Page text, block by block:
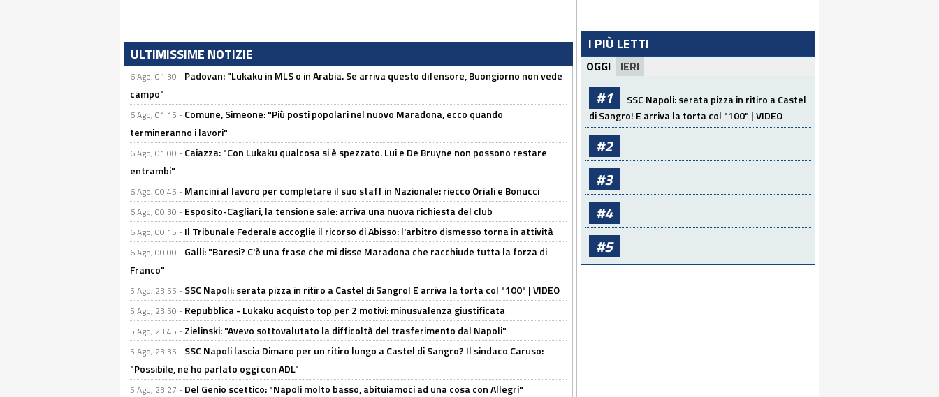
ULTIMISSIME NOTIZIE
6 Ago, 01:30 - Padovan: "Lukaku in MLS o in Arabia. Se arriva questo difensore, Buongiorno non vede
campo"
6 Ago, 01:15 - Comune, Simeone: "Più posti popolari nel nuovo Maradona, ecco quando
termineranno i lavori"
6 Ago, 01:00 - Caiazza: "Con Lukaku qualcosa si è spezzato. Lui e De Bruyne non possono restare
entrambi"
6 Ago, 00:45 - Mancini al lavoro per completare il suo staff in Nazionale: riecco Oriali e Bonucci
6 Ago, 00:30 - Esposito-Cagliari, la tensione sale: arriva una nuova richiesta del club
6 Ago, 00:15 - Il Tribunale Federale accoglie il ricorso di Abisso: l'arbitro dismesso torna in attività
6 Ago, 00:00 - Galli: "Baresi? C'è una frase che mi disse Maradona che racchiude tutta la forza di
Franco"
5 Ago, 23:55 - SSC Napoli: serata pizza in ritiro a Castel di Sangro! E arriva la torta col "100" | VIDEO
5 Ago, 23:50 - Repubblica - Lukaku acquisto top per 2 motivi: minusvalenza giustificata
5 Ago, 23:45 - Zielinski: "Avevo sottovalutato la difficoltà del trasferimento dal Napoli"
5 Ago, 23:35 - SSC Napoli lascia Dimaro per un ritiro lungo a Castel di Sangro? Il sindaco Caruso:
"Possibile, ne ho parlato oggi con ADL"
5 Ago, 23:27 - Del Genio scettico: "Napoli molto basso, abituiamoci ad una cosa con Allegri"
I PIÙ LETTI
OGGI IERI
#1
SSC Napoli: serata pizza in ritiro a Castel
di Sangro! E arriva la torta col "100" | VIDEO
#2
#3
#4
#5